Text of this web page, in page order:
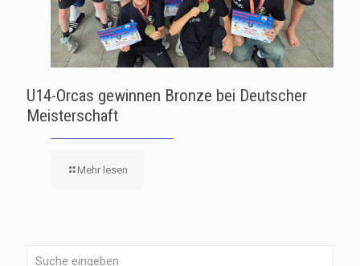
U14-Orcas gewinnen Bronze bei Deutscher
Meisterschaft
Mehr lesen